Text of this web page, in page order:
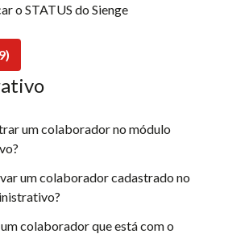
o STATUS do Sienge
um colaborador no módulo
um colaborador cadastrado no
colaborador que está com o